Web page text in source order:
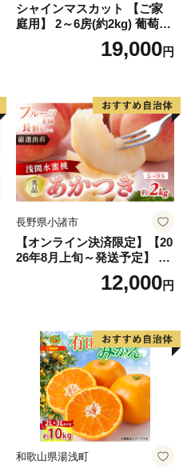
シャインマスカット 【ご家
庭用】 2～6房(約2kg) 葡萄 ぶ
どう ブドウ フルーツ 果物 く
だもの 果実 旬の果物 旬のフ
19,000円
長野県小諸市
【オンライン決済限定】【20
26年8月上旬～発送予定】 先
行予約 「浅間水蜜桃プレミ
アム」 もも あかつき 秀品 約
果肉 長野県産 小諸市
12,000円
和歌山県湯浅町